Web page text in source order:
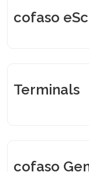
cofaso
Terminals
cofaso